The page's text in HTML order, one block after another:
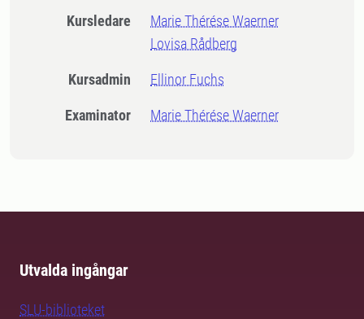
Kursledare
Marie Thérése Waerner
Lovisa Rådberg
Kursadmin Ellinor Fuchs
Examinator Marie Thérése Waerner
Utvalda ingångar
SLU-biblioteket